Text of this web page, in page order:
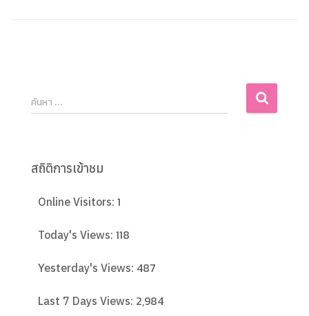
ค้นหา …
สถิติการเข้าชม
Online Visitors: 1
Today's Views: 118
Yesterday's Views: 487
Last 7 Days Views: 2,984